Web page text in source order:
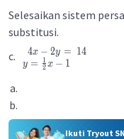
Selesaikan sistem
substitusi.
c.
4x − 2y = 14
y = 2
1 x − 1
Ikuti Tryout